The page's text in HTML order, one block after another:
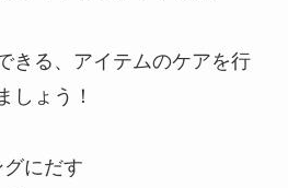
きる、アイテムのケアを行
しょう！
にだす